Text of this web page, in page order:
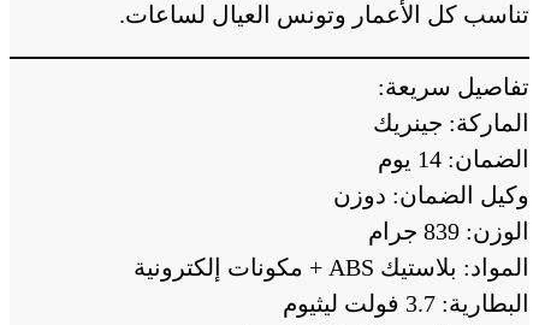
تناسب كل الأعمار وتونس العيال لساعات.
تفاصيل سريعة:
الماركة: جينريك
الضمان: 14 يوم
وكيل الضمان: دوزن
الوزن: 839 جرام
المواد: بلاستيك ABS + مكونات إلكترونية
البطارية: 3.7 فولت ليثيوم